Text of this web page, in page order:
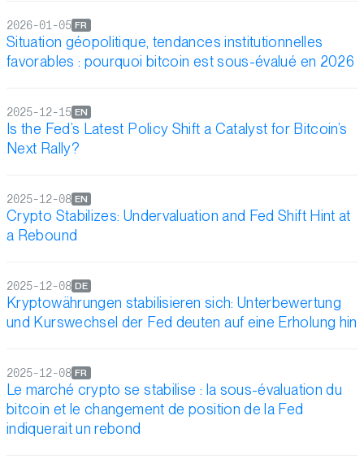
Situation géopolitique, tendances institutionnelles
favorables : pourquoi bitcoin est sous-évalué en 2026
FR
2026-01-05
Is the Fed’s Latest Policy Shift a Catalyst for Bitcoin’s
Next Rally?
EN
2025-12-15
Crypto Stabilizes: Undervaluation and Fed Shift Hint at
a Rebound
EN
2025-12-08
Kryptowährungen stabilisieren sich: Unterbewertung
und Kurswechsel der Fed deuten auf eine Erholung hin
DE
2025-12-08
Le marché crypto se stabilise : la sous-évaluation du
bitcoin et le changement de position de la Fed
indiquerait un rebond
FR
2025-12-08